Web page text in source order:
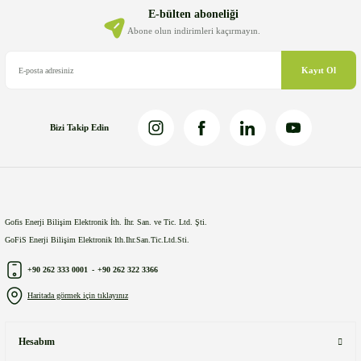
Ürün bilgilerinde hatalar bulunuyor.
Ürün fiyatı diğer sitelerden daha pahalı.
E-bülten aboneliği
Abone olun indirimleri kaçırmayın.
Kayıt Ol
Bizi Takip Edin
Gofis Enerji Bilişim Elektronik İth. İhr. San. ve Tic. Ltd. Şti.
GoFiS Enerji Bilişim Elektronik Ith.Ihr.San.Tic.Ltd.Sti.
+90 262 333 0001 - +90 262 322 3366
Haritada görmek için tıklayınız
Hesabım